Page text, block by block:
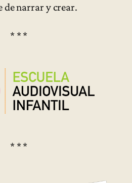
de narrar y crear.
* * *
* * *